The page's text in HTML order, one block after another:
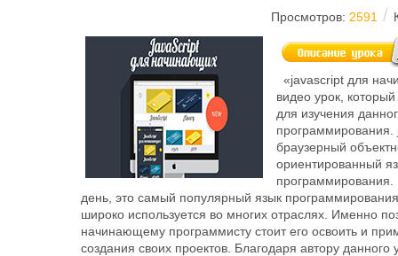
Просмотров: 2591 /
«javascript для
видео урок,
для изучения
программирования.
браузерный
ориентированный
день, это самый популярный язык
широко используется во многих отраслях. Именно
начинающему программисту стоит его освоить и
создания своих проектов. Благодаря автору данного